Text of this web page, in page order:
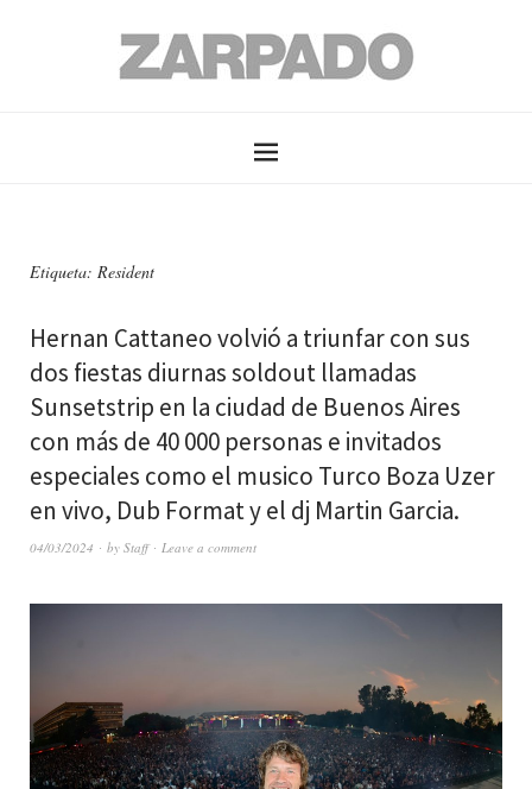
Etiqueta: Resident
Hernan Cattaneo volvió a triunfar con sus
dos fiestas diurnas soldout llamadas
Sunsetstrip en la ciudad de Buenos Aires
con más de 40 000 personas e invitados
especiales como el musico Turco Boza Uzer
en vivo, Dub Format y el dj Martin Garcia.
04/03/2024 by Staff Leave a comment